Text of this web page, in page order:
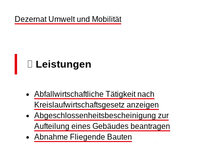
Dezernat Umwelt und Mobilität
Leistungen
Abfallwirtschaftliche Tätigkeit nach
Kreislaufwirtschaftsgesetz anzeigen
Abgeschlossenheitsbescheinigung zur
Aufteilung eines Gebäudes beantragen
Abnahme Fliegende Bauten